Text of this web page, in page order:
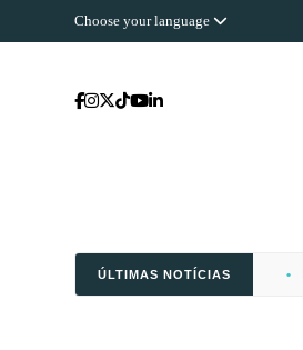
Choose your language
ÚLTIMAS NOTÍCIAS